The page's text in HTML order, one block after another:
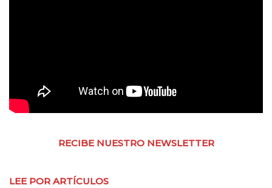
RECIBE NUESTRO NEWSLETTER
LEE POR ARTÍCULOS